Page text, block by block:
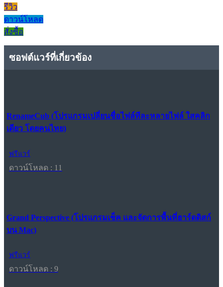
รีวิว
ดาวน์โหลด
สั่งซื้อ
ซอฟต์แวร์ที่เกี่ยวข้อง
RenameCub (โปรแกรมเปลี่ยนชื่อไฟล์ทีละหลายไฟล์ ใสคลิก
เดียว โดยคนไทย)
ฟรีแวร์
ดาวน์โหลด : 11
Grand Perspective (โปรแกรมเช็ค และจัดการพื้นที่ฮาร์ดดิสก์
บน Mac)
ฟรีแวร์
ดาวน์โหลด : 9